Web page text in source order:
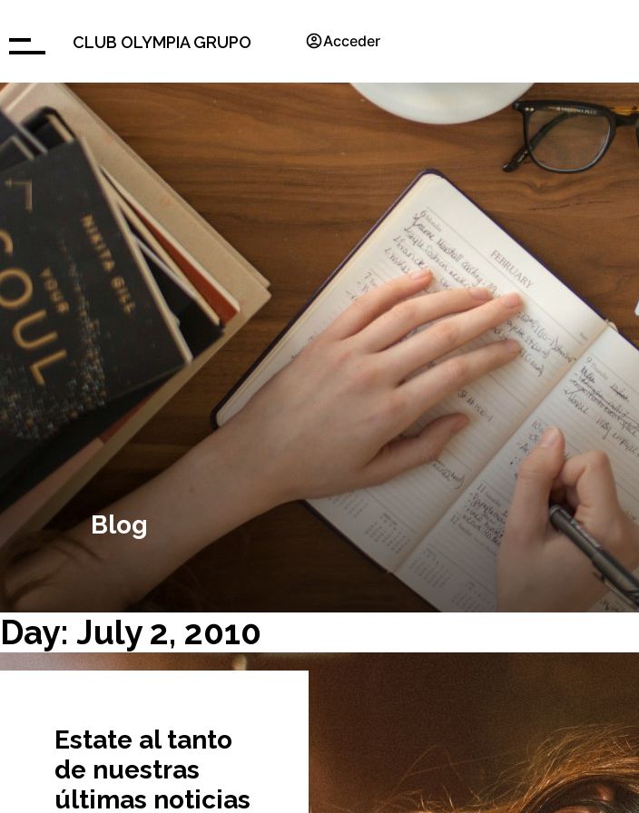
CLUB OLYMPIA GRUPO Acceder
Blog
Day: July 2, 2010
Estate al tanto
de nuestras
últimas noticias